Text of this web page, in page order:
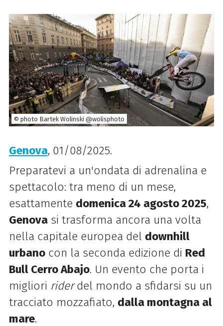
© photo Bartek Wolinski @wolisphoto
Genova, 01/08/2025.
Preparatevi a un'ondata di adrenalina e
spettacolo: tra meno di un mese,
esattamente domenica 24 agosto 2025,
Genovasi trasforma ancora una volta
nella capitale europea del downhill
urbanocon la seconda edizione di Red
Bull Cerro Abajo. Un evento che porta i
migliori riderdel mondo a sfidarsi su un
tracciato mozzafiato, dalla montagna al
mare.